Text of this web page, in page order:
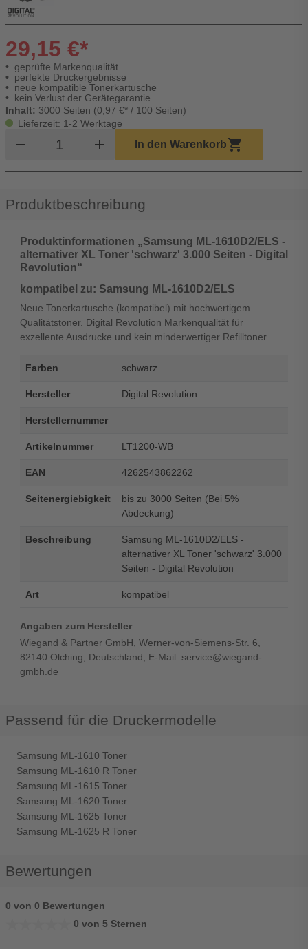
29,15 €*
geprüfte Markenqualität
perfekte Druckergebnisse
neue kompatible Tonerkartusche
kein Verlust der Gerätegarantie
Inhalt: 3000 Seiten (0,97 €* / 100 Seiten)
Lieferzeit: 1-2 Werktage
remove Produkt Warenkorb Menge
add In den Warenkorbshopping_cart
Produktbeschreibung
Produktinformationen „Samsung ML-1610D2/ELS -
alternativer XL Toner 'schwarz' 3.000 Seiten - Digital
Revolution“
kompatibel zu: Samsung ML-1610D2/ELS
Neue Tonerkartusche (kompatibel) mit hochwertigem
Qualitätstoner. Digital Revolution Markenqualität für
exzellente Ausdrucke und kein minderwertiger Refilltoner.
Farben schwarz
Hersteller Digital Revolution
Herstellernummer
Artikelnummer LT1200-WB
EAN 4262543862262
Seitenergiebigkeit
bis zu 3000 Seiten (Bei 5%
Abdeckung)
Beschreibung
Samsung ML-1610D2/ELS -
alternativer XL Toner 'schwarz' 3.000
Seiten - Digital Revolution
Art kompatibel
Angaben zum Hersteller
Wiegand & Partner GmbH, Werner-von-Siemens-Str. 6,
82140 Olching, Deutschland, E-Mail: service@wiegand-
gmbh.de
Passend für die Druckermodelle
Samsung ML-1610 Toner
Samsung ML-1610 R Toner
Samsung ML-1615 Toner
Samsung ML-1620 Toner
Samsung ML-1625 Toner
Samsung ML-1625 R Toner
Bewertungen
0 von 0 Bewertungen
0 von 5 Sternen